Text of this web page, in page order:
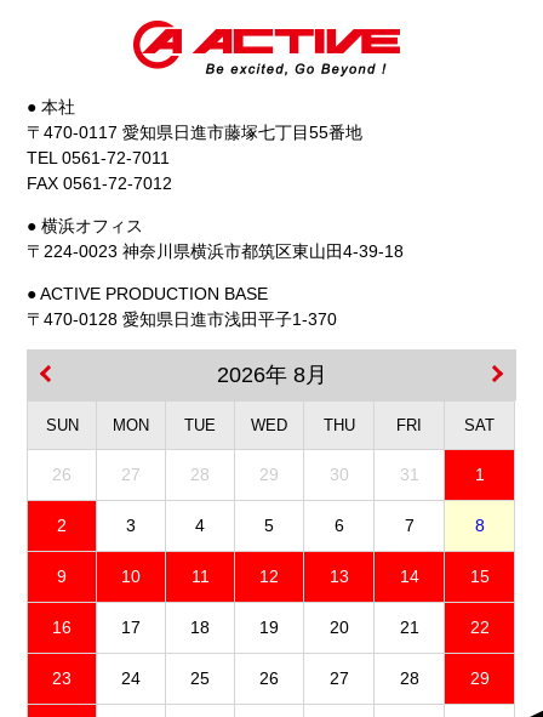
● 本社
〒470-0117 愛知県日進市藤塚七丁目55番地
TEL 0561-72-7011
FAX 0561-72-7012
● 横浜オフィス
〒224-0023 神奈川県横浜市都筑区東山田4-39-18
● ACTIVE PRODUCTION BASE
〒470-0128 愛知県日進市浅田平子1-370
2026年 8月
SUN MON TUE WED THU FRI SAT
26 27 28 29 30 31 1
2 3 4 5 6 7 8
9 10 11 12 13 14 15
16 17 18 19 20 21 22
23 24 25 26 27 28 29